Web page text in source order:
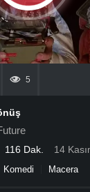
5
116 Dak. 14
Komedi Macera